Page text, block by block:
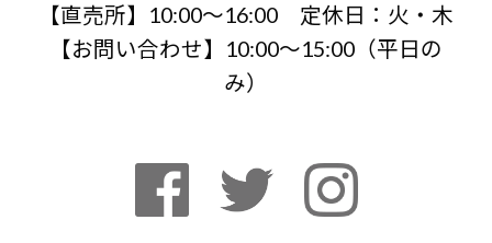
【直売所】10:00〜16:00 定休日：火・木
【お問い合わせ】10:00～15:00（平日の
み）